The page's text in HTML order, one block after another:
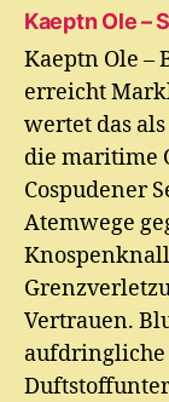
Kaeptn Ole –
Kaeptn Ole –
erreicht
wertet das
die maritime
Cospudener
Atemwege
Vertrauen.
aufdringliche